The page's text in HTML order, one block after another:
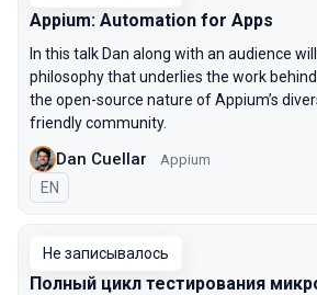
Appium: Automation for Apps
In this talk Dan along with an audience
philosophy that underlies the work
the open-source nature of Appium’s
friendly community.
Dan Cuellar Appium
На английском языке
EN
Не записывалось
Полный цикл тестирования